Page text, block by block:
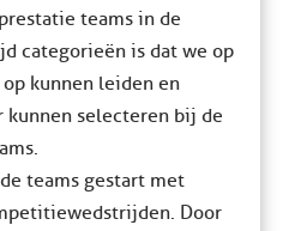
teams in de
categorieën is dat we op
kunnen leiden en
kunnen selecteren bij de
teams gestart met
Door